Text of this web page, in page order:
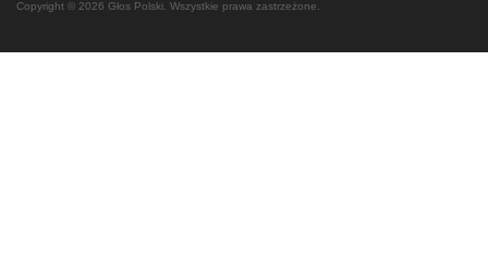
Copyright © 2026 Głos Polski. Wszystkie prawa zastrzeżone.